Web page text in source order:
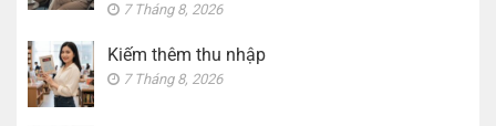
7 Tháng 8, 2026
Kiếm thêm thu nhập
7 Tháng 8, 2026